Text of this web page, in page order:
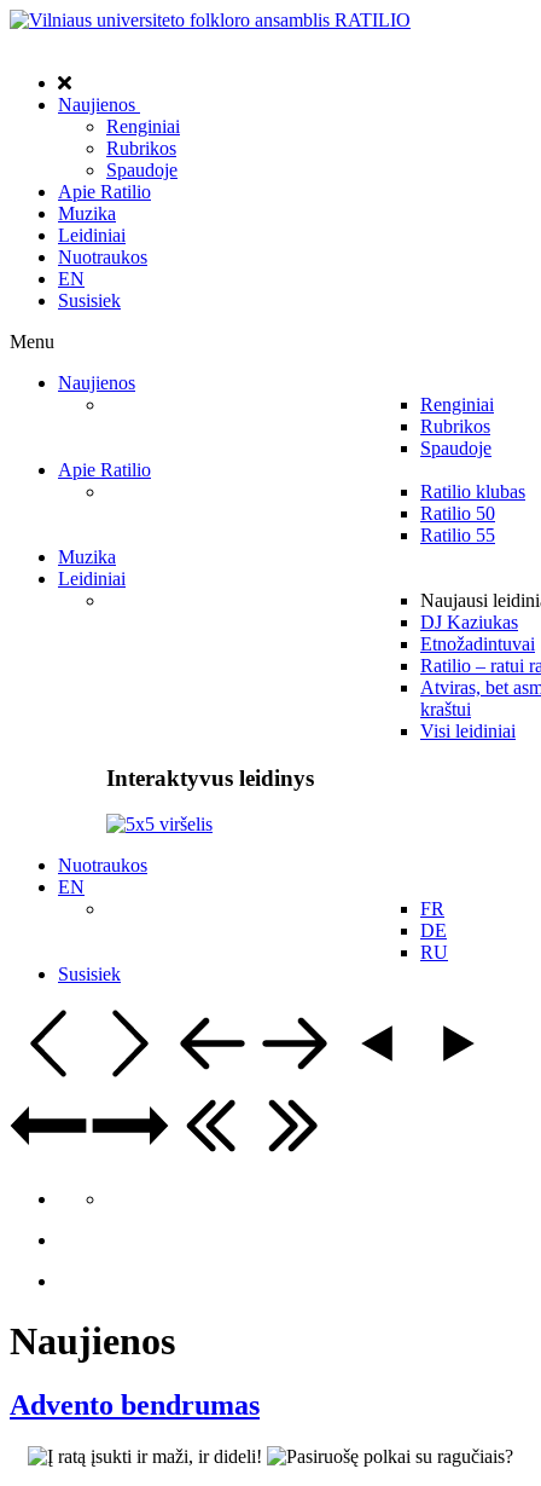
Naujienos
Renginiai
Rubrikos
Spaudoje
Apie Ratilio
Muzika
Leidiniai
Nuotraukos
EN
Susisiek
Menu
Naujienos
Renginiai
Rubrikos
Spaudoje
Apie Ratilio
Ratilio klubas
Ratilio 50
Ratilio 55
Muzika
Leidiniai
Naujausi
DJ Kaziukas
Etnožadintuvai
Ratilio – ratui
Atviras, bet
kraštui
Visi leidiniai
Interaktyvus leidinys
Nuotraukos
EN
FR
DE
RU
Susisiek
Naujienos
Advento bendrumas